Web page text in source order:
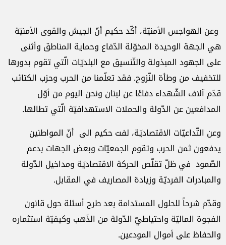
وعن الهواجس الأمنيّة، أكّد حكيم أنّ الجيش والقوى الأمنيّة
هي الجهة الوحيدة المخوّلة الدّفاع وحماية المناطق وأثنى
على الجهود المبذولة والتّنسيق مع البلديّات الّتي تقوم بدورها
للتخفيف من وطأة النّزوح. فقد تعلّمنا من الحرب وحزب الكتائب
قدّم آلاف الشّهداء دفاعًا عن لبنان ونحن اليوم من أوّل
المدافعين عن الدّولة والحملات الاستهدافيّة الّتي تطالها.
وعن التّداعيّات الاقتصاديّة، لفت حكيم الى أنّ المواطنين
يدفعون ثمن الحرب وتقوم الجمعيّات وبعض الجهات بدعم
الصّمود في ظلّ تقلّص الحركة الاقتصاديّة ومداخيل الدّولة
والمبادرات الفرديّة وزيادة المصاريف في المقابل.
وقدّم شرحاً للحلول المستدامة بعد طرح أسئلة حول قانون
الفجوة الماليّة واحتياطيّ الدّولة من الذّهب وكيفيّة استثماره
والحفاظ على أموال المودعين.